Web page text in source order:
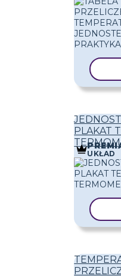
PLAKAT
UKŁAD